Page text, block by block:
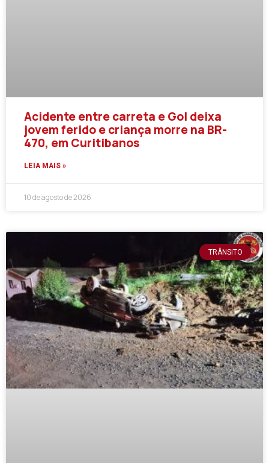
Acidente entre carreta e Gol deixa
jovem ferido e criança morre na BR-
470, em Curitibanos
LEIA MAIS »
10 de agosto de 2026
TRÂNSITO